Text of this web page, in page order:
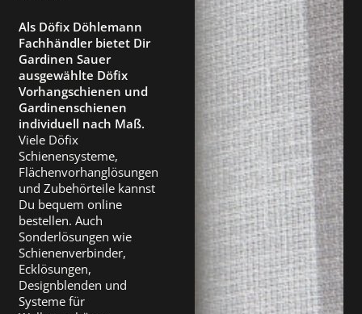
Als Döfix Döhlemann
Fachhändler bietet Dir
Gardinen Sauer
ausgewählte Döfix
Vorhangschienen und
Gardinenschienen
individuell nach Maß.
Viele Döfix
Schienensysteme,
Flächenvorhanglösungen
und Zubehörteile kannst
Du bequem online
bestellen. Auch
Sonderlösungen wie
Schienenverbinder,
Ecklösungen,
Designblenden und
Systeme für